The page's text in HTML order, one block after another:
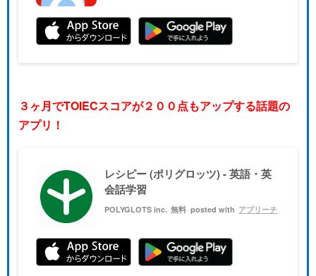
３ヶ月でTOIECスコアが２００点もアップする話題の
アプリ！
レシピー (ポリグロッツ) - 英語・英
会話学習
POLYGLOTS inc. 無料 posted with アプリーチ